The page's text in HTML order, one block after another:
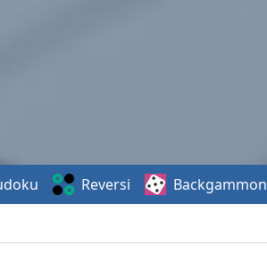
Reversi Backgammon